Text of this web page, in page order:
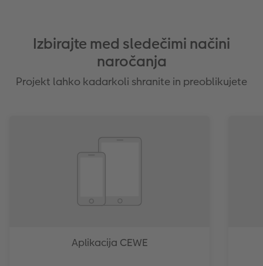
Izbirajte med sledečimi načini
naročanja
Projekt lahko kadarkoli shranite in preoblikujete
Aplikacija CEWE